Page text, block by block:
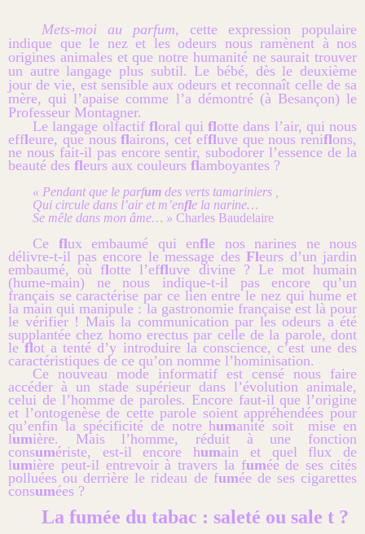
Mets-moi au parfum, cette expression populaire
indique que le nez et les odeurs nous ramènent à nos
origines animales et que notre humanité ne saurait trouver
un autre langage plus subtil. Le bébé, dès le deuxième
jour de vie, est sensible aux odeurs et reconnaît celle de sa
mère, qui l’apaise comme l’a démontré (à Besançon) le
Professeur Montagner.
Le langage olfactif floral quiflotte dans l’air, qui nous
effleure, que nousflairons, cet effluve que nous reniflons,
ne nous fait-il pas encore sentir, subodorer l’essence de la
beauté des fleurs aux couleurs flamboyantes ?
« Pendant que le parfum des verts tamariniers ,
Qui circule dans l’air et m’enfle la narine…
Se mêle dans mon âme… »Charles Baudelaire
Ce flux embaumé qui enfle nos narines ne nous
délivre-t-il pas encore le message des Fleurs d’un jardin
embaumé, où flotte l’effluve divine ? Le mot humain
(hume-main) ne nous indique-t-il pas encore qu’un
français se caractérise par ce lien entre le nez qui hume et
la main qui manipule : la gastronomie française est là pour
le vérifier ! Mais la communication par les odeurs a été
supplantée chez homo erectus par celle de la parole, dont
leflot a tenté d’y introduire la conscience, c’est une des
caractéristiques de ce qu’on nomme l’hominisation.
Ce nouveau mode informatif est censé nous faire
accéder à un stade supérieur dans l’évolution animale,
celui de l’homme de paroles. Encore faut-il que l’origine
et l’ontogenèse de cette parole soient appréhendées pour
qu’enfin la spécificité de notre humanité soit mise en
lumière. Mais l’homme, réduit à une fonction
consumériste, est-il encore humain et quel flux de
lumière peut-il entrevoir à travers la fumée de ses cités
polluées ou derrière le rideau de fumée de ses cigarettes
consumées ?
La fumée du tabac : saleté ou sale t ?